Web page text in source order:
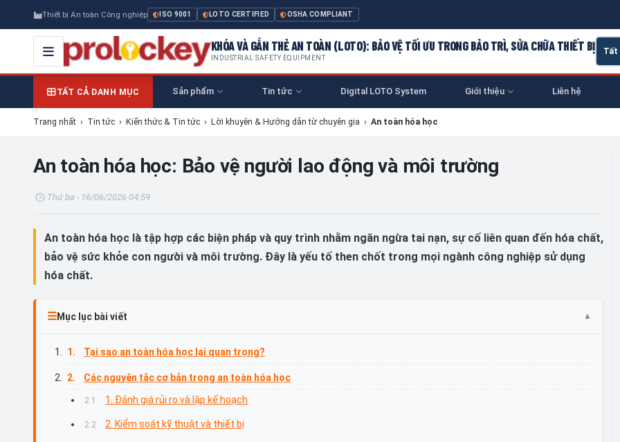
Thiết bị An toàn Công nghiệp ISO 9001 LOTO CERTIFIED OSHA COMPLIANT
KHÓA VÀ GẮN THẺ AN TOÀN (LOTO): BẢO VỆ TỐI ƯU TRONG BẢO TRÌ, SỬA CHỮA THIẾT BỊ
INDUSTRIAL SAFETY EQUIPMENT
TẤT CẢ DANH MỤC Sản phẩm Tin tức Digital LOTO System Giới thiệu Liên hệ
Trang nhất › Tin tức › Kiến thức & Tin tức › Lời khuyên & Hướng dẫn từ chuyên gia › An toàn hóa học
An toàn hóa học: Bảo vệ người lao động và môi trường
Thứ ba - 16/06/2026 04:59
An toàn hóa học là tập hợp các biện pháp và quy trình nhằm ngăn ngừa tai nạn, sự cố liên quan đến hóa chất,
bảo vệ sức khỏe con người và môi trường. Đây là yếu tố then chốt trong mọi ngành công nghiệp sử dụng
hóa chất.
Mục lục bài viết
Tại sao an toàn hóa học lại quan trọng?
Các nguyên tắc cơ bản trong an toàn hóa học
1. Đánh giá rủi ro và lập kế hoạch
2. Kiểm soát kỹ thuật và thiết bị